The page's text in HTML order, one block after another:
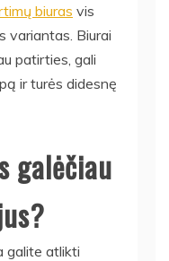
biuras vis
variantas. Biurai
patirties, gali
ir turės didesnę
galėčiau
galite atlikti